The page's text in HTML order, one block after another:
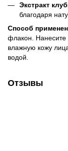
Экстракт
благодаря
Способ
флакон. Нанесите
влажную кожу
водой.
Отзывы